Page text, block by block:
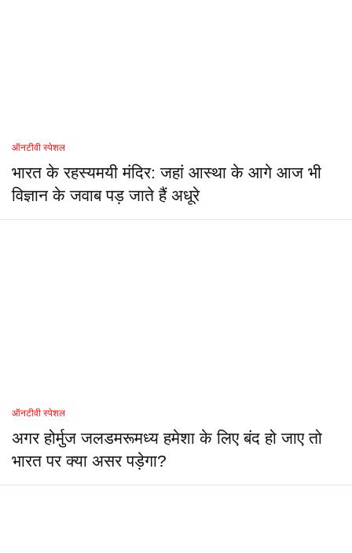
ऑनटीवी स्पेशल
भारत के रहस्यमयी मंदिर: जहां आस्था के आगे आज भी
विज्ञान के जवाब पड़ जाते हैं अधूरे
ऑनटीवी स्पेशल
अगर होर्मुज जलडमरूमध्य हमेशा के लिए बंद हो जाए तो
भारत पर क्या असर पड़ेगा?